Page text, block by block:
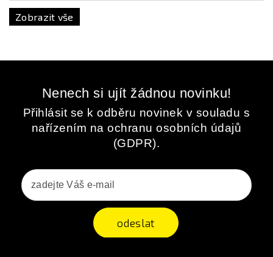
Zobrazit vše
Nenech si ujít žádnou novinku!
Přihlásit se k odběru novinek v souladu s
nařízením na ochranu osobních údajů
(GDPR).
odeslat